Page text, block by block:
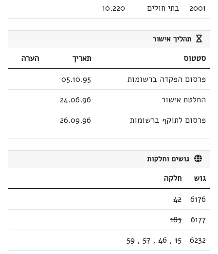
2001
בתי חולים 10.220
תהליך אישור
סטטוס תאריך
הערה
פרסום הפקדה ברשומות
05.10.95
החלטת אישור
24.06.96
פרסום לתוקף ברשומות
26.09.96
גושים וחלקות
גוש
חלקה
6176
42
6177
183
6232
15
,
46
,
57
,
59